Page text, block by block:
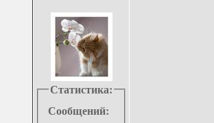
Статистика:
Сообщений: